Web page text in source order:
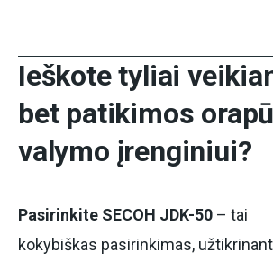
Ieškote tyliai
bet patikimos
valymo įrenginiui?
Pasirinkite SECOH JDK-50 – tai
kokybiškas pasirinkimas,